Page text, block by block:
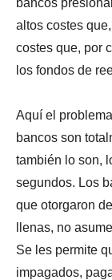
altos costes
costes que, por
los fondos de
Aquí el
bancos son
también lo son,
segundos. Los
que otorgaron
llenas, no
Se les permite
impagados,